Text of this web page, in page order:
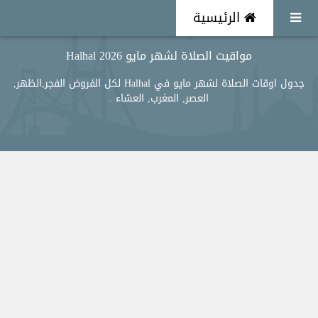
الرئيسية
مواقيت الصلاة لشهر مايو 2026 Halhal
جدول اوقات الصلاة لشهر مايو في Halhal لكل الفروض الفجر,الظهر,
العصر, المغرب, العشاء .